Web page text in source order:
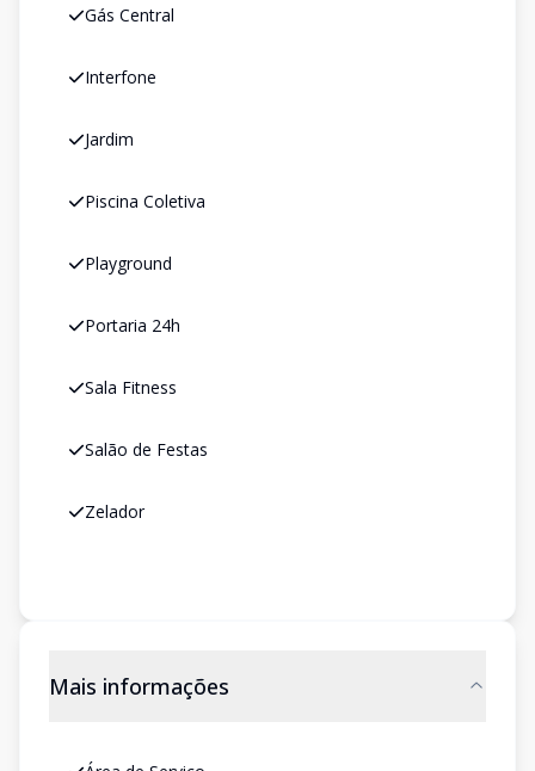
Gás Central
Interfone
Jardim
Piscina Coletiva
Playground
Portaria 24h
Sala Fitness
Salão de Festas
Zelador
Mais informações